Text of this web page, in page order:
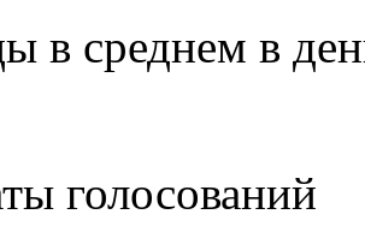
в среднем в
голосований